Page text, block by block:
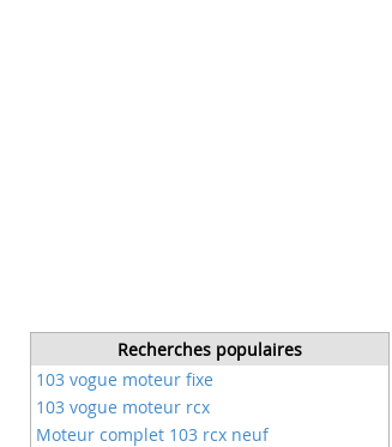
Recherches populaires
103 vogue moteur fixe
103 vogue moteur rcx
Moteur complet 103 rcx neuf